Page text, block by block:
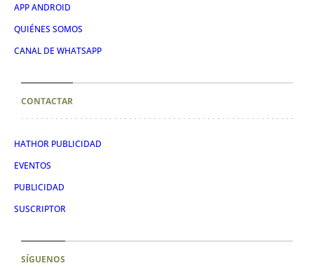
APP ANDROID
QUIÉNES SOMOS
CANAL DE WHATSAPP
CONTACTAR
HATHOR PUBLICIDAD
EVENTOS
PUBLICIDAD
SUSCRIPTOR
SÍGUENOS